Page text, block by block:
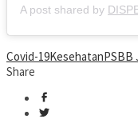
A post shared by
Covid-19KesehatanPSBB
Share